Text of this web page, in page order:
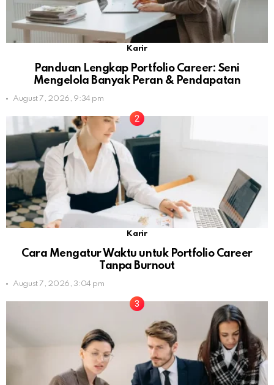
Karir
Panduan Lengkap Portfolio Career: Seni
Mengelola Banyak Peran & Pendapatan
August 7, 2026, 9:34 pm
Karir
Cara Mengatur Waktu untuk Portfolio Career
Tanpa Burnout
August 7, 2026, 3:04 pm